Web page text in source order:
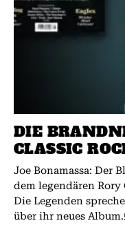
DIE
CLASSIC
Joe Bonamassa: Der
dem legendären Rory Gallagher.
Die Legenden
über ihr neues